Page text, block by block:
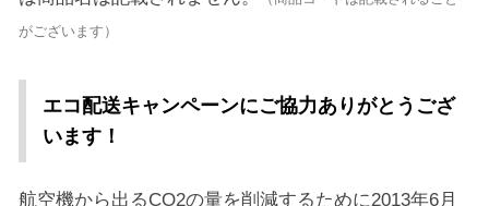
がございます）
エコ配送キャンペーンにご協力ありがとうござ
います！
航空機から出るCO2の量を削減するために2013年6月